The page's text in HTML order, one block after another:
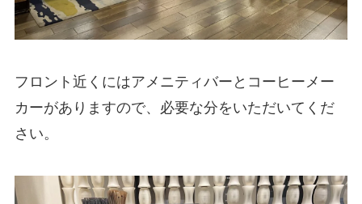
フロント近くにはアメニティバーとコーヒーメー
カーがありますので、必要な分をいただいてくだ
さい。